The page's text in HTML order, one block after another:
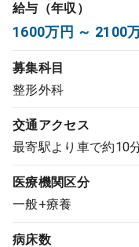
成功事例
転職ノウハウ
クリニック開業
給与（年収）
1600万円 ～ 2100
募集科目
整形外科
交通アクセス
最寄駅より車で約10
医療機関区分
一般+療養
病床数